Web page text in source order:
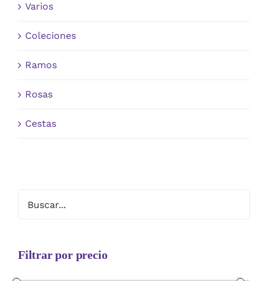
Varios
Coleciones
Ramos
Rosas
Cestas
Filtrar por precio